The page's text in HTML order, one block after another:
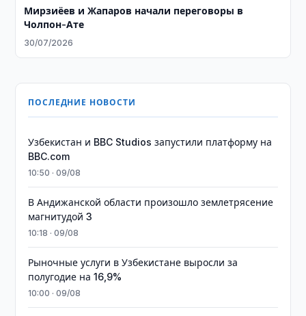
Мирзиёев и Жапаров начали переговоры в
Чолпон-Ате
30/07/2026
ПОСЛЕДНИЕ НОВОСТИ
Узбекистан и BBC Studios запустили платформу на
BBC.com
10:50 · 09/08
В Андижанской области произошло землетрясение
магнитудой 3
10:18 · 09/08
Рыночные услуги в Узбекистане выросли за
полугодие на 16,9%
10:00 · 09/08